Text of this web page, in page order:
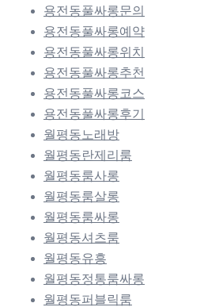
용전동풀싸롱문의
용전동풀싸롱예약
용전동풀싸롱위치
용전동풀싸롱추천
용전동풀싸롱코스
용전동풀싸롱후기
월평동노래방
월평동란제리룸
월평동룸사롱
월평동룸살롱
월평동룸싸롱
월평동셔츠룸
월평동유흥
월평동정통룸싸롱
월평동퍼블릭룸